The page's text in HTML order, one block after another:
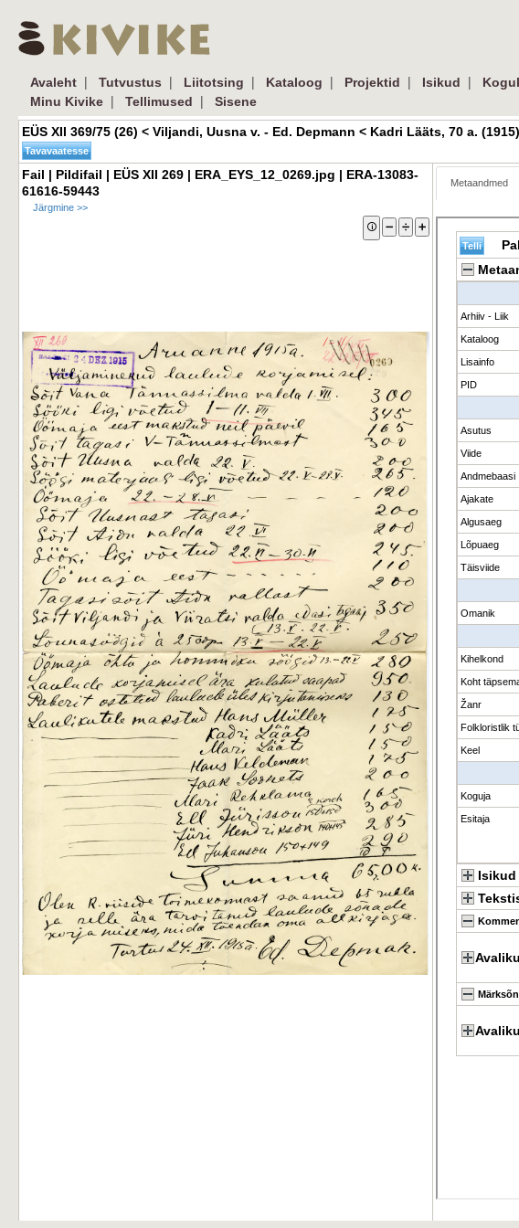
Avaleht | Tutvustus | Liitotsing | Kataloog | Projektid | Isikud |
Minu Kivike | Tellimused | Sisene
EÜS XII 369/75 (26) < Viljandi, Uusna v. - Ed. Depmann < Kadri Lääts, 70 a. (1915)
Fail | Pildifail | EÜS XII 269 | ERA_EYS_12_0269.jpg | ERA-13083-
61616-59443
Järgmine >>
Metaandmed